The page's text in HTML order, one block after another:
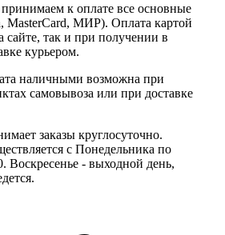
к оплате все основные
MasterCard, МИР). Оплата картой
сайте, так и при получении в
курьером.
наличными возможна при
самовывоза или при доставке
заказы круглосуточно.
с Понедельника по
Воскресенье - выходной день,